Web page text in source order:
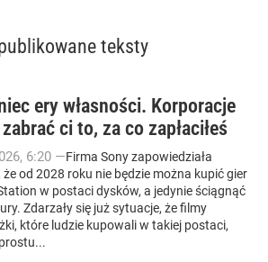
teksty
ery własności. Korporacje
ci to, za co zapłaciłeś
, 6:20 —Firma Sony zapowiedziała
że od 2028 roku nie będzie można kupić gier
w postaci dysków, a jedynie ściągnąć
Zdarzały się już sytuacje, że filmy
które ludzie kupowali w takiej postaci,